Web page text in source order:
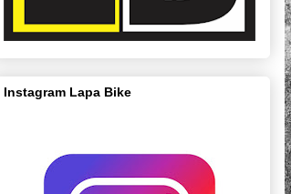
Instagram Lapa Bike